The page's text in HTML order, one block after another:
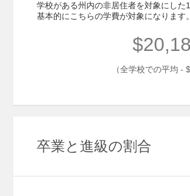
学校がある州内の非居住者を対象にした
基本的にこちらの学費が対象になります。
（全学校での平均 -
卒業と進級の割合